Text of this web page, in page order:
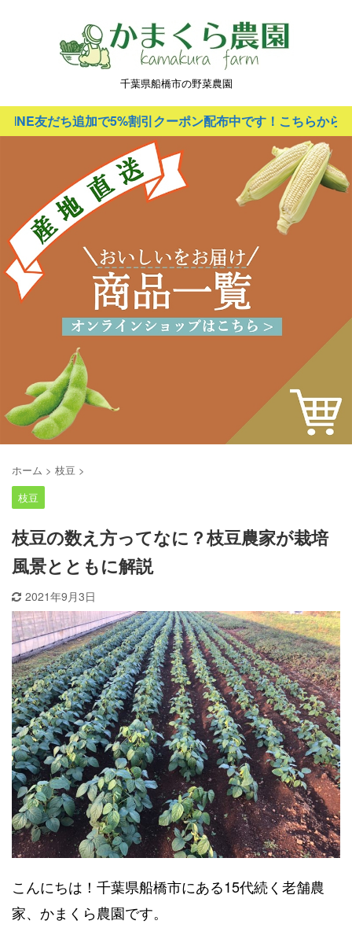
千葉県船橋市の野菜農園
追加で5%割引クーポン配布中です！こちらから友だち追加
ホーム > 枝豆 >
枝豆
枝豆の数え方ってなに？枝豆農家が栽培
風景とともに解説
2021年9月3日
こんにちは！千葉県船橋市にある15代続く老舗農
家、かまくら農園です。